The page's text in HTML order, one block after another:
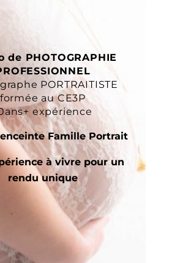
de PHOTOGRAPHIE
PORTRAITISTE
formée au CE3P
expérience
Famille Portrait
à vivre pour un
rendu unique